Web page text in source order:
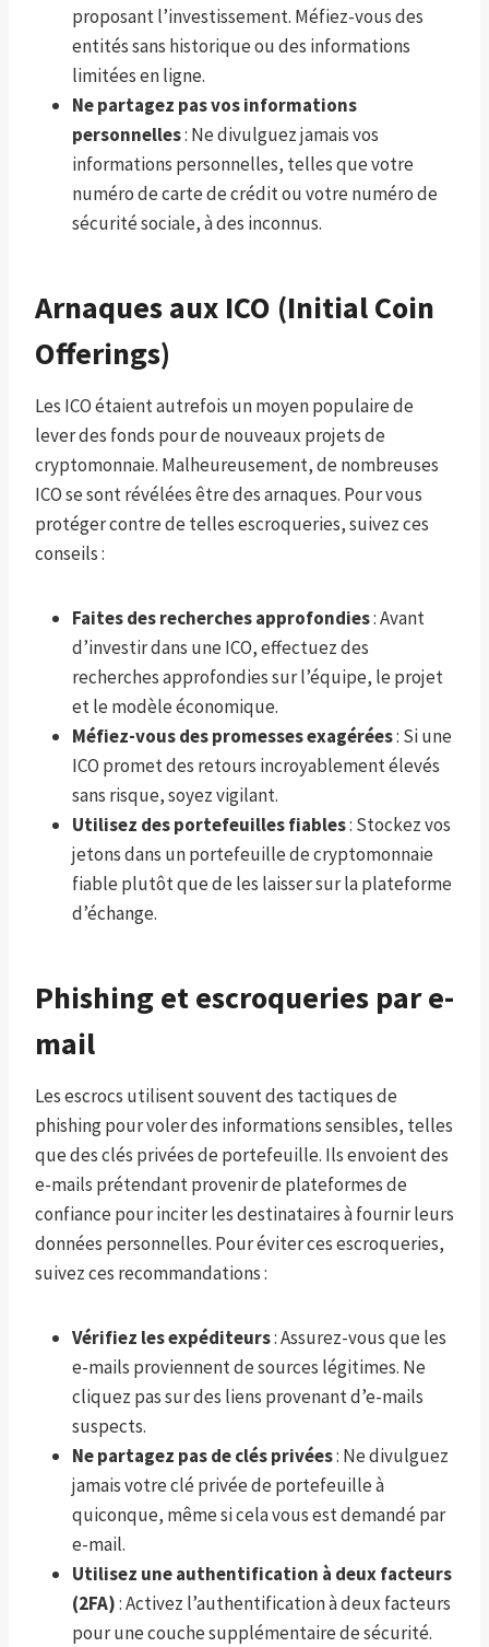
proposant l’investissement. Méfiez-vous des
entités sans historique ou des informations
limitées en ligne.
Ne partagez pas vos informations
personnelles: Ne divulguez jamais vos
informations personnelles, telles que votre
numéro de carte de crédit ou votre numéro de
sécurité sociale, à des inconnus.
Arnaques aux ICO (Initial Coin
Offerings)
Les ICO étaient autrefois un moyen populaire de
lever des fonds pour de nouveaux projets de
cryptomonnaie. Malheureusement, de nombreuses
ICO se sont révélées être des arnaques. Pour vous
protéger contre de telles escroqueries, suivez ces
conseils :
Faites des recherches approfondies: Avant
d’investir dans une ICO, effectuez des
recherches approfondies sur l’équipe, le projet
et le modèle économique.
Méfiez-vous des promesses exagérées: Si une
ICO promet des retours incroyablement élevés
sans risque, soyez vigilant.
Utilisez des portefeuilles fiables: Stockez vos
jetons dans un portefeuille de cryptomonnaie
fiable plutôt que de les laisser sur la plateforme
d’échange.
Phishing et escroqueries par e-
mail
Les escrocs utilisent souvent des tactiques de
phishing pour voler des informations sensibles, telles
que des clés privées de portefeuille. Ils envoient des
e-mails prétendant provenir de plateformes de
confiance pour inciter les destinataires à fournir leurs
données personnelles. Pour éviter ces escroqueries,
suivez ces recommandations :
Vérifiez les expéditeurs: Assurez-vous que les
e-mails proviennent de sources légitimes. Ne
cliquez pas sur des liens provenant d’e-mails
suspects.
Ne partagez pas de clés privées: Ne divulguez
jamais votre clé privée de portefeuille à
quiconque, même si cela vous est demandé par
e-mail.
Utilisez une authentification à deux facteurs
(2FA): Activez l’authentification à deux facteurs
pour une couche supplémentaire de sécurité.